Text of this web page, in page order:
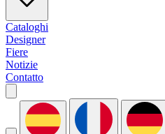
Cataloghi
Designer
Fiere
Notizie
Contatto